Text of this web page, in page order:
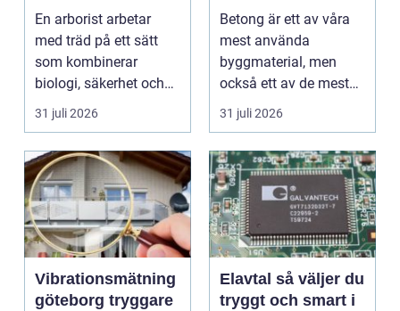
och friska träd
En arborist arbetar
med träd på ett sätt
som kombinerar
biologi, säkerhet och
hantverk. I en stad so...
31 juli 2026
för grund, golv
och utemiljö
Betong är ett av våra
mest använda
byggmaterial, men
också ett av de mest
missförstådda. Många
tänke...
31 juli 2026
Vibrationsmätning
göteborg tryggare
Elavtal så väljer du
tryggt och smart i